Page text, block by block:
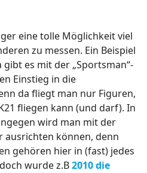
eine tolle Möglichkeit viel
zu messen. Ein Beispiel
gibt es mit der „Sportsman“-
Einstieg in die
da fliegt man nur Figuren,
fliegen kann (und darf). In
wird man mit der
ausrichten können, denn
gehören hier in (fast) jedes
wurde z.B2010 die